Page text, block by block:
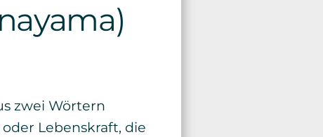
zwei Wörtern
Lebenskraft, die